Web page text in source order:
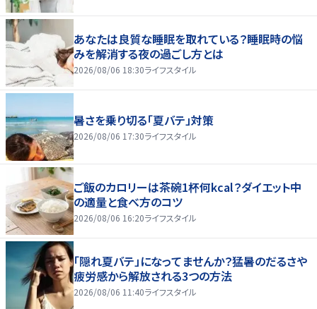
あなたは良質な睡眠を取れている？睡眠時の悩
みを解消する夜の過ごし方とは
2026/08/06 18:30ライフスタイル
暑さを乗り切る「夏バテ」対策
2026/08/06 17:30ライフスタイル
ご飯のカロリーは茶碗1杯何kcal？ダイエット中
の適量と食べ方のコツ
2026/08/06 16:20ライフスタイル
「隠れ夏バテ」になってませんか？猛暑のだるさや
疲労感から解放される3つの方法
2026/08/06 11:40ライフスタイル